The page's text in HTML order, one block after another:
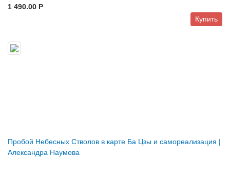
1 490.00 P
Купить
Пробой Небесных Стволов в карте Ба Цзы и самореализация |
Александра Наумова